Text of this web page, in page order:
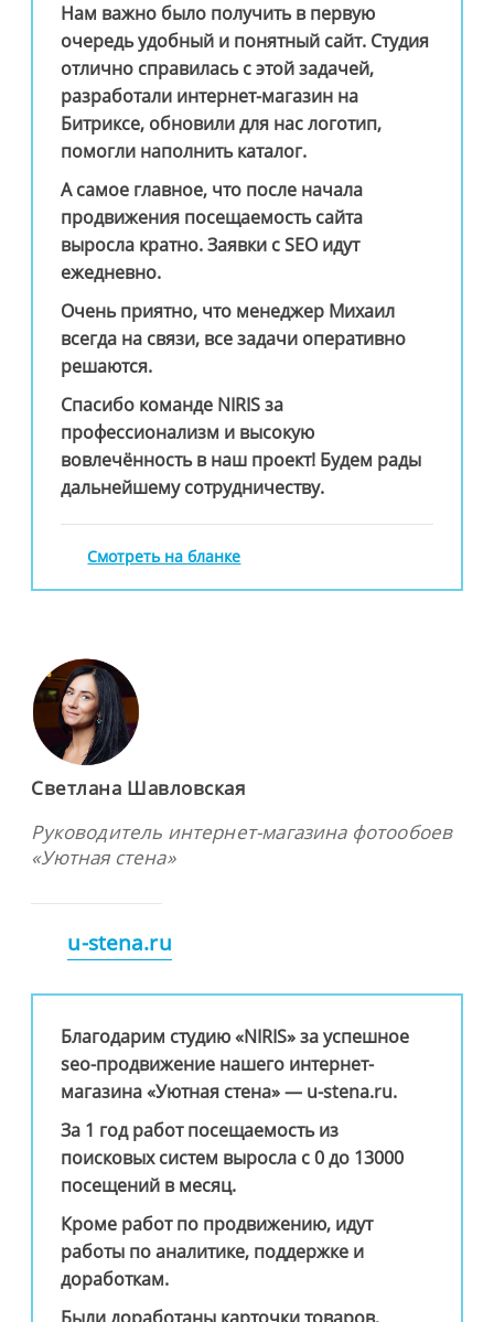
Нам важно было получить в первую
очередь удобный и понятный сайт. Студия
отлично справилась с этой задачей,
разработали интернет-магазин на
Битриксе, обновили для нас логотип,
помогли наполнить каталог.
А самое главное, что после начала
продвижения посещаемость сайта
выросла кратно. Заявки с SEO идут
ежедневно.
Очень приятно, что менеджер Михаил
всегда на связи, все задачи оперативно
решаются.
Спасибо команде NIRIS за
профессионализм и высокую
вовлечённость в наш проект! Будем рады
дальнейшему сотрудничеству.
Смотреть на бланке
Светлана Шавловская
Руководитель интернет-магазина фотообоев
«Уютная стена»
u-stena.ru
Благодарим студию «NIRIS» за успешное
seo-продвижение нашего интернет-
магазина «Уютная стена» — u-stena.ru.
За 1 год работ посещаемость из
поисковых систем выросла с 0 до 13000
посещений в месяц.
Кроме работ по продвижению, идут
работы по аналитике, поддержке и
доработкам.